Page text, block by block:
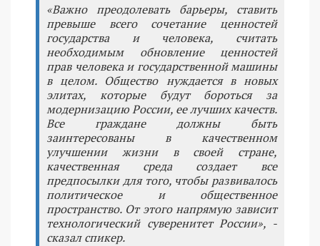
«Важно преодолевать барьеры, ставить
превыше всего сочетание ценностей
государства и человека, считать
необходимым обновление ценностей
прав человека и государственной машины
в целом. Общество нуждается в новых
элитах, которые будут бороться за
модернизацию России, ее лучших качеств.
Все граждане должны быть
заинтересованы в качественном
улучшении жизни в своей стране,
качественная среда создает все
предпосылки для того, чтобы развивалось
политическое и общественное
пространство. От этого напрямую зависит
технологический суверенитет России», -
сказал спикер.